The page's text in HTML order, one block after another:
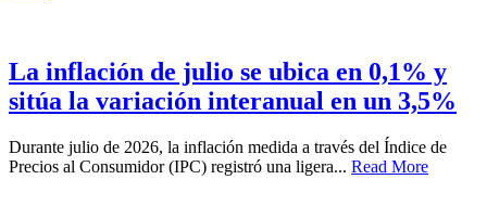
La inflación de julio se ubica en 0,1% y
sitúa la variación interanual en un 3,5%
Durante julio de 2026, la inflación medida a través del Índice de
Precios al Consumidor (IPC) registró una ligera... Read More